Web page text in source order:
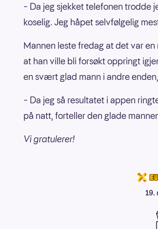
– Da jeg sjekket telefonen trodde
koselig. Jeg håpet selvfølgelig
Mannen leste fredag at det var
at han ville bli forsøkt oppringt
en svært glad mann i andre
– Da jeg så resultatet i appen
på natt, forteller den glade
Vi gratulerer!
19.